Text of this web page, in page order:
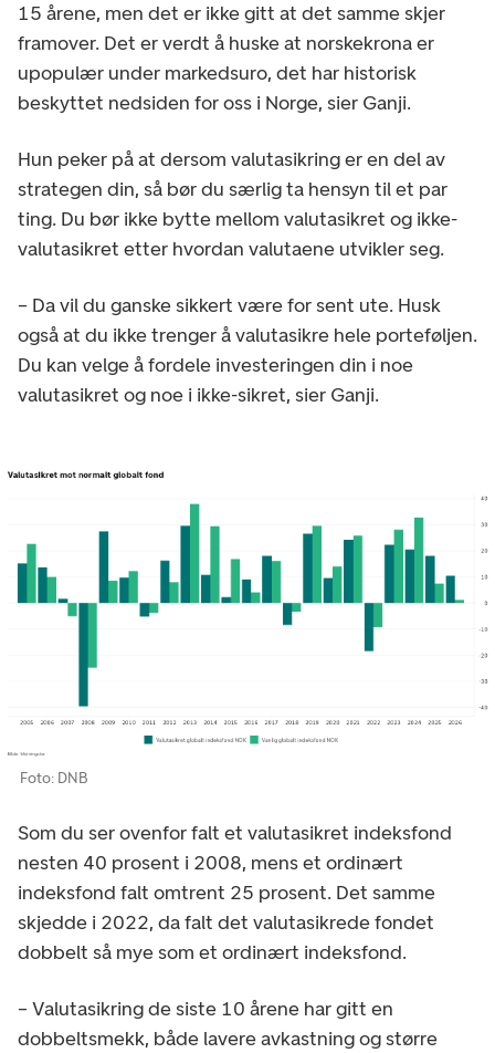
15 årene, men det er ikke gitt at det samme skjer
framover. Det er verdt å huske at norskekrona er
upopulær under markedsuro, det har historisk
beskyttet nedsiden for oss i Norge, sier Ganji.
Hun peker på at dersom valutasikring er en del av
strategen din, så bør du særlig ta hensyn til et par
ting. Du bør ikke bytte mellom valutasikret og ikke-
valutasikret etter hvordan valutaene utvikler seg.
– Da vil du ganske sikkert være for sent ute. Husk
også at du ikke trenger å valutasikre hele porteføljen.
Du kan velge å fordele investeringen din i noe
valutasikret og noe i ikke-sikret, sier Ganji.
Foto: DNB
Som du ser ovenfor falt et valutasikret indeksfond
nesten 40 prosent i 2008, mens et ordinært
indeksfond falt omtrent 25 prosent. Det samme
skjedde i 2022, da falt det valutasikrede fondet
dobbelt så mye som et ordinært indeksfond.
– Valutasikring de siste 10 årene har gitt en
dobbeltsmekk, både lavere avkastning og større